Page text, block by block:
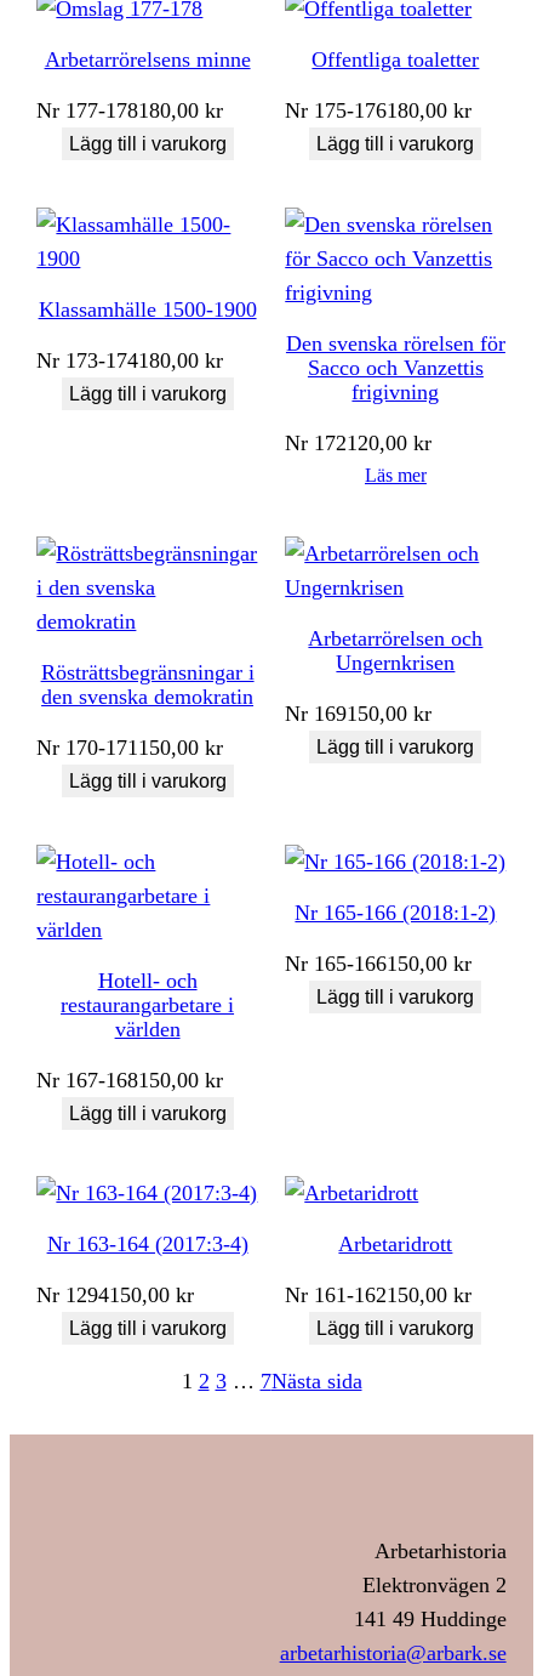
Arbetarrörelsens minne
Nr 177-178180,00kr
Lägg till i varukorg
Offentliga toaletter
Nr 175-176180,00kr
Lägg till i varukorg
Klassamhälle 1500-1900
Nr 173-174180,00kr
Lägg till i varukorg
Den svenska rörelsen för
Sacco och Vanzettis
frigivning
Nr 172120,00kr
Läs mer
Rösträttsbegränsningar i
den svenska demokratin
Nr 170-171150,00kr
Lägg till i varukorg
Arbetarrörelsen och
Ungernkrisen
Nr 169150,00kr
Lägg till i varukorg
Hotell- och
restaurangarbetare i
världen
Nr 167-168150,00kr
Lägg till i varukorg
Nr 165-166 (2018:1-2)
Nr 165-166150,00kr
Lägg till i varukorg
Nr 163-164 (2017:3-4)
Nr 1294150,00kr
Lägg till i varukorg
Arbetaridrott
Nr 161-162150,00kr
Lägg till i varukorg
1 2 3 … 7Nästa sida
Arbetarhistoria
Elektronvägen 2
141 49 Huddinge
arbetarhistoria@arbark.se